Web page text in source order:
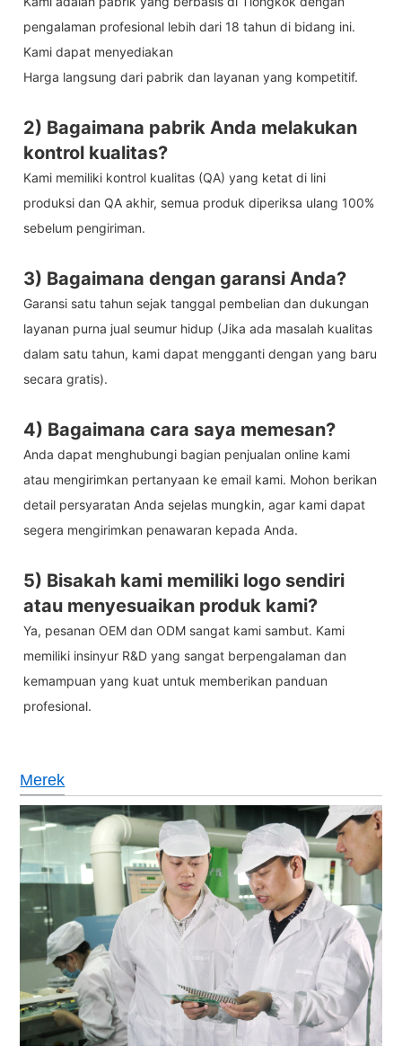
pengalaman profesional lebih dari 18 tahun di bidang ini.
Kami dapat menyediakan
Harga langsung dari pabrik dan layanan yang kompetitif.
2) Bagaimana pabrik Anda melakukan
kontrol kualitas?
Kami memiliki kontrol kualitas (QA) yang ketat di lini
produksi dan QA akhir, semua produk diperiksa ulang 100%
sebelum pengiriman.
3) Bagaimana dengan garansi Anda?
Garansi satu tahun sejak tanggal pembelian dan dukungan
layanan purna jual seumur hidup (Jika ada masalah kualitas
dalam satu tahun, kami dapat mengganti dengan yang baru
secara gratis).
4) Bagaimana cara saya memesan?
Anda dapat menghubungi bagian penjualan online kami
atau mengirimkan pertanyaan ke email kami. Mohon berikan
detail persyaratan Anda sejelas mungkin, agar kami dapat
segera mengirimkan penawaran kepada Anda.
5) Bisakah kami memiliki logo sendiri
atau menyesuaikan produk kami?
Ya, pesanan OEM dan ODM sangat kami sambut. Kami
memiliki insinyur R&D yang sangat berpengalaman dan
kemampuan yang kuat untuk memberikan panduan
profesional.
Merek